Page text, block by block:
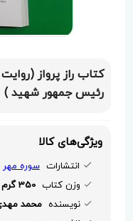
کتاب راز پرواز
رئیس جمهور شهید )
ویژگی‌های کالا
انتشارات سوره مهر
وزن کتاب 350 گرم
نویسنده محمد